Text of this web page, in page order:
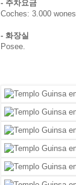
- 주차요금
Coches: 3.000 wones
- 화장실
Posee.